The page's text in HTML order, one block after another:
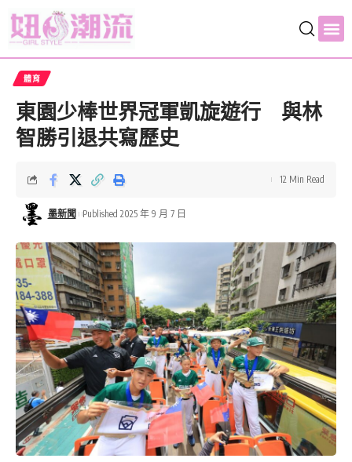
體育
東園少棒世界冠軍凱旋遊行 與林
智勝引退共寫歷史
墨新聞 Published 2025 年 9 月 7 日
12 Min Read